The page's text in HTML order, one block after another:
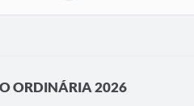
ORDINÁRIA 2026